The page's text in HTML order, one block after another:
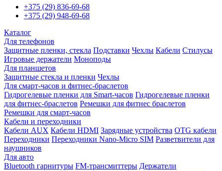
+375 (29) 836-69-68
+375 (29) 948-69-68
Каталог
Для телефонов
Защитные пленки, стекла Подставки Чехлы Кабели Стилусы
Игровые держатели Моноподы
Для планшетов
Защитные стекла и пленки Чехлы
Для смарт-часов и фитнес-браслетов
Гидрогелевые пленки для Smart-часов Гидрогелевые пленки
для фитнес-браслетов Ремешки для фитнес браслетов
Ремешки для смарт-часов
Кабели и переходники
Кабели AUX Кабели HDMI Зарядные устройства OTG кабели
Переходники Переходники Nano-Micro SIM Разветвители для
наушников
Для авто
Bluetooth гарнитуры FM-трансмиттеры Держатели